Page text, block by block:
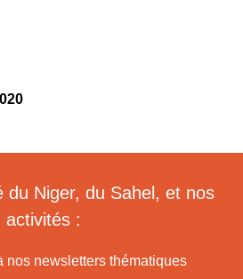
du Niger, du Sahel, et nos
activités :
nos newsletters thématiques